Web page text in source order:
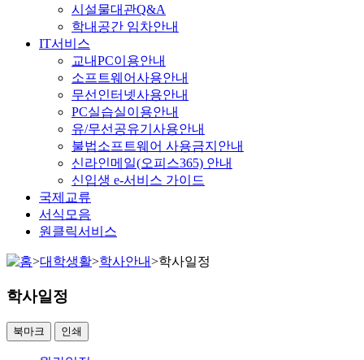
시설물대관Q&A
학내공간 임차안내
IT서비스
교내PC이용안내
소프트웨어사용안내
무선인터넷사용안내
PC실습실이용안내
유/무선공유기사용안내
불법소프트웨어 사용금지안내
신라인메일(오피스365) 안내
신입생 e-서비스 가이드
국제교류
서식모음
원클릭서비스
>대학생활>학사안내>학사일정
학사일정
북마크 인쇄